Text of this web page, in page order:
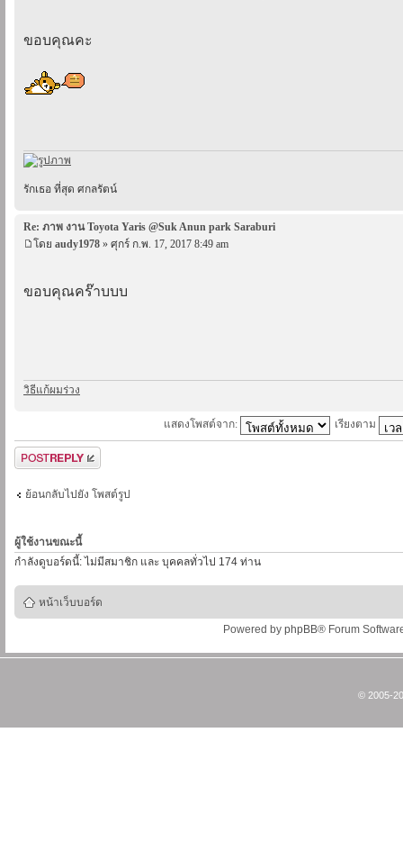
ขอบคุณคะ
รักเธอ ที่สุด ศกลรัตน์
Re: ภาพ งาน Toyota Yaris @Suk Anun park Saraburi
โดย audy1978 » ศุกร์ ก.พ. 17, 2017 8:49 am
ขอบคุณคร๊าบบบ
วิธีแก้ผมร่วง
แสดงโพสต์จาก: เรียงตาม
ตอบกระทู้
ย้อนกลับไปยัง โพสต์รูป
ผู้ใช้งานขณะนี้
กำลังดูบอร์ดนี้: ไม่มีสมาชิก และ บุคคลทั่วไป 174 ท่าน
หน้าเว็บบอร์ด
Powered by phpBB® Forum
© 2005-